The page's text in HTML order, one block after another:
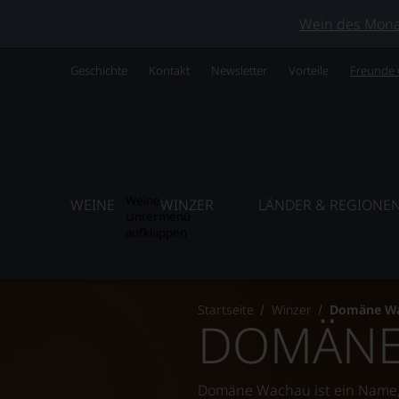
Wein des
Geschichte Kontakt Newsletter Vorteile Freunde
WEINE WINZER LÄNDER & REGIONEN
Startseite Winzer Domäne
Domäne Wachau ist ein